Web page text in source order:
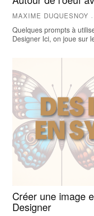
MAXIME DUQUESNOY
Quelques prompts à
Designer Ici, on joue
Créer une image
Designer